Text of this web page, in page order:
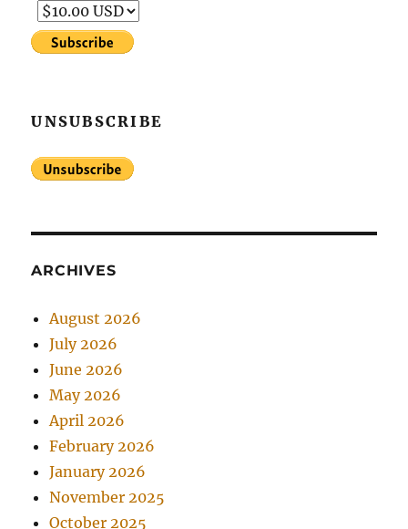
UNSUBSCRIBE
ARCHIVES
August 2026
July 2026
June 2026
May 2026
April 2026
February 2026
January 2026
November 2025
October 2025